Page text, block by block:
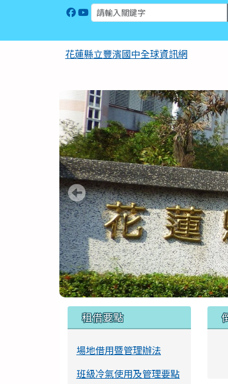
花蓮縣立豐濱國中全
花蓮縣立豐濱國中全球資訊網
左邊區域內容
租借要點
場地借用暨管理辦法
班級冷氣使用及管理要點
頁尾區域